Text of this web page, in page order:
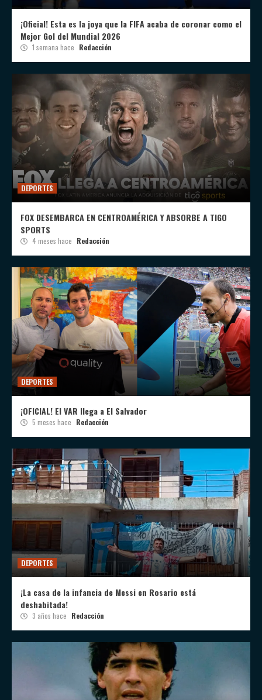
¡Oficial! Esta es la joya que la FIFA acaba de coronar como el
Mejor Gol del Mundial 2026
1 semana hace Redacción
DEPORTES
FOX DESEMBARCA EN CENTROAMÉRICA Y ABSORBE A TIGO
SPORTS
4 meses hace Redacción
DEPORTES
¡OFICIAL! El VAR llega a El Salvador
5 meses hace Redacción
DEPORTES
¡La casa de la infancia de Messi en Rosario está
deshabitada!
3 años hace Redacción